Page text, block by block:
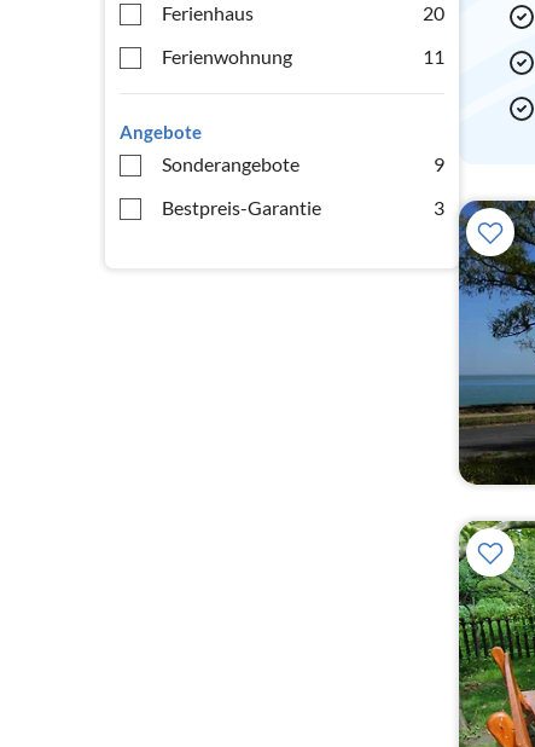
Ferienhaus
20
Ferienwohnung
11
Angebote
Sonderangebote
9
Bestpreis-Garantie
3